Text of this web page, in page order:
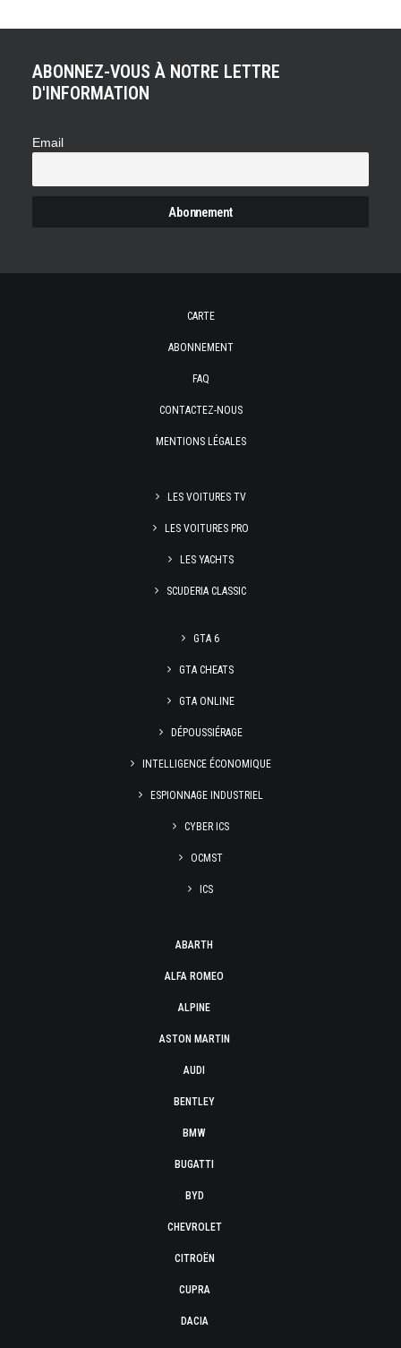
ABONNEZ-VOUS À NOTRE LETTRE
D'INFORMATION
Email
CARTE
ABONNEMENT
FAQ
CONTACTEZ-NOUS
MENTIONS LÉGALES
LES VOITURES TV
LES VOITURES PRO
LES YACHTS
SCUDERIA CLASSIC
GTA 6
GTA CHEATS
GTA ONLINE
DÉPOUSSIÉRAGE
INTELLIGENCE ÉCONOMIQUE
ESPIONNAGE INDUSTRIEL
CYBER ICS
OCMST
ICS
ABARTH
ALFA ROMEO
ALPINE
ASTON MARTIN
AUDI
BENTLEY
BMW
BUGATTI
BYD
CHEVROLET
CITROËN
CUPRA
DACIA